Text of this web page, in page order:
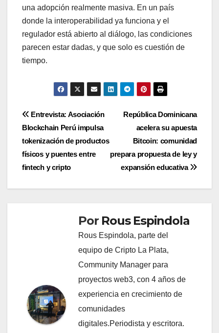
una adopción realmente masiva. En un país
donde la interoperabilidad ya funciona y el
regulador está abierto al diálogo, las condiciones
parecen estar dadas, y que solo es cuestión de
tiempo.
Navegación
de
entradas
República Dominicana
acelera su apuesta
Bitcoin: comunidad
prepara propuesta de ley y
expansión educativa
Entrevista: Asociación
Blockchain Perú impulsa
tokenización de productos
físicos y puentes entre
fintech y cripto
Por Rous Espindola
Rous Espindola, parte del
equipo de Cripto La Plata,
Community Manager para
proyectos web3, con 4 años de
experiencia en crecimiento de
comunidades
digitales.Periodista y escritora.